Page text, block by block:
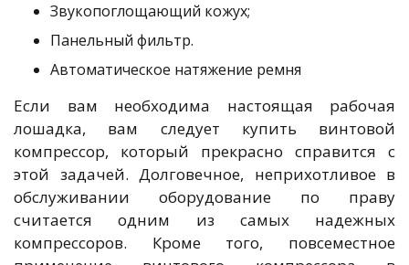
Звукопоглощающий кожух;
Панельный фильтр.
Автоматическое натяжение ремня
Если вам необходима настоящая рабочая
лошадка, вам следует купить винтовой
компрессор, который прекрасно справится с
этой задачей. Долговечное, неприхотливое в
обслуживании оборудование по праву
считается одним из самых надежных
компрессоров. Кроме того, повсеместное